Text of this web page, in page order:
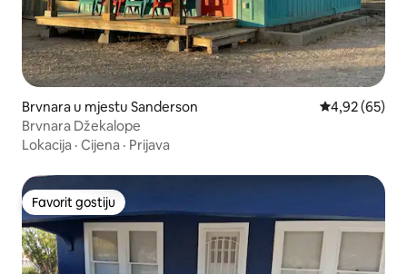
Brvnara u mjestu Sanderson prosječna
4,92 (65)
Brvnara Džekalope
Lokacija · Cijena · Prijava
Favorit gostiju
Favorit gostiju